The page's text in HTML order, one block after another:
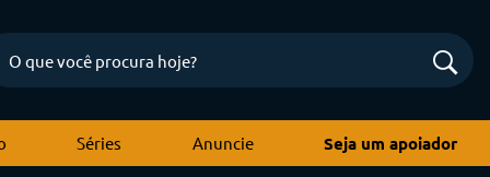
Séries Anuncie Seja um apoiador